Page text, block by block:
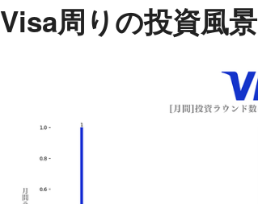
Visa周りの投資風景